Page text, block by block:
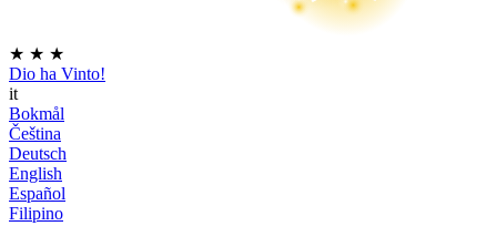
★ ★ ★
Dio ha Vinto!
it
Bokmål
Čeština
Deutsch
English
Español
Filipino